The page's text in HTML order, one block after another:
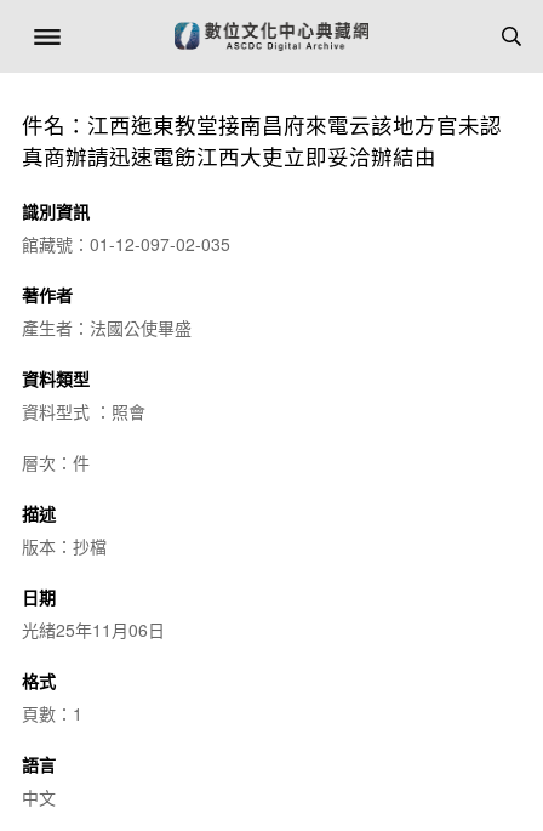
件名：江西迤東教堂接南昌府來電云該地方官未認
真商辦請迅速電飭江西大吏立即妥洽辦結由
識別資訊
館藏號：01-12-097-02-035
著作者
產生者：法國公使畢盛
資料類型
資料型式 ：照會
層次：件
描述
版本：抄檔
日期
光緒25年11月06日
格式
頁數：1
語言
中文